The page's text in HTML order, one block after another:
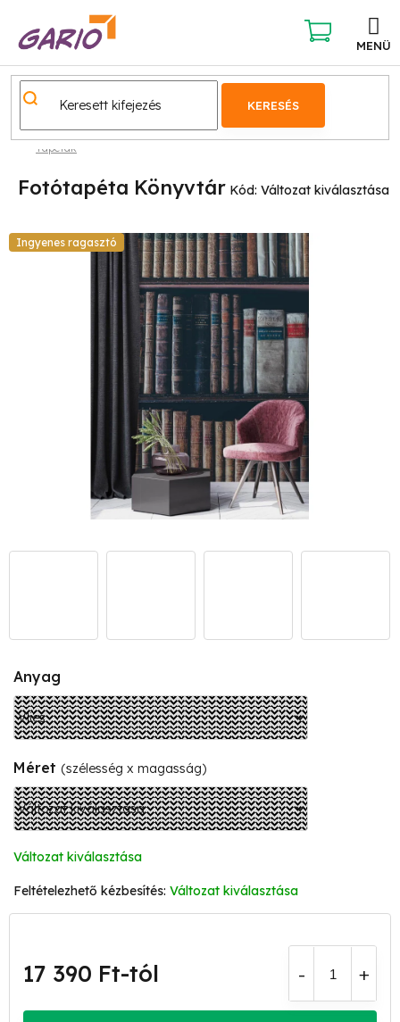
KERESÉS
KOSÁR
Tapéták
Fotótapéta Könyvtár Kód: Változat kiválasztása
Ingyenes ragasztó
Anyag
Méret (szélesség x magasság)
Változat kiválasztása
Változat kiválasztása
17 390 Ft-tól